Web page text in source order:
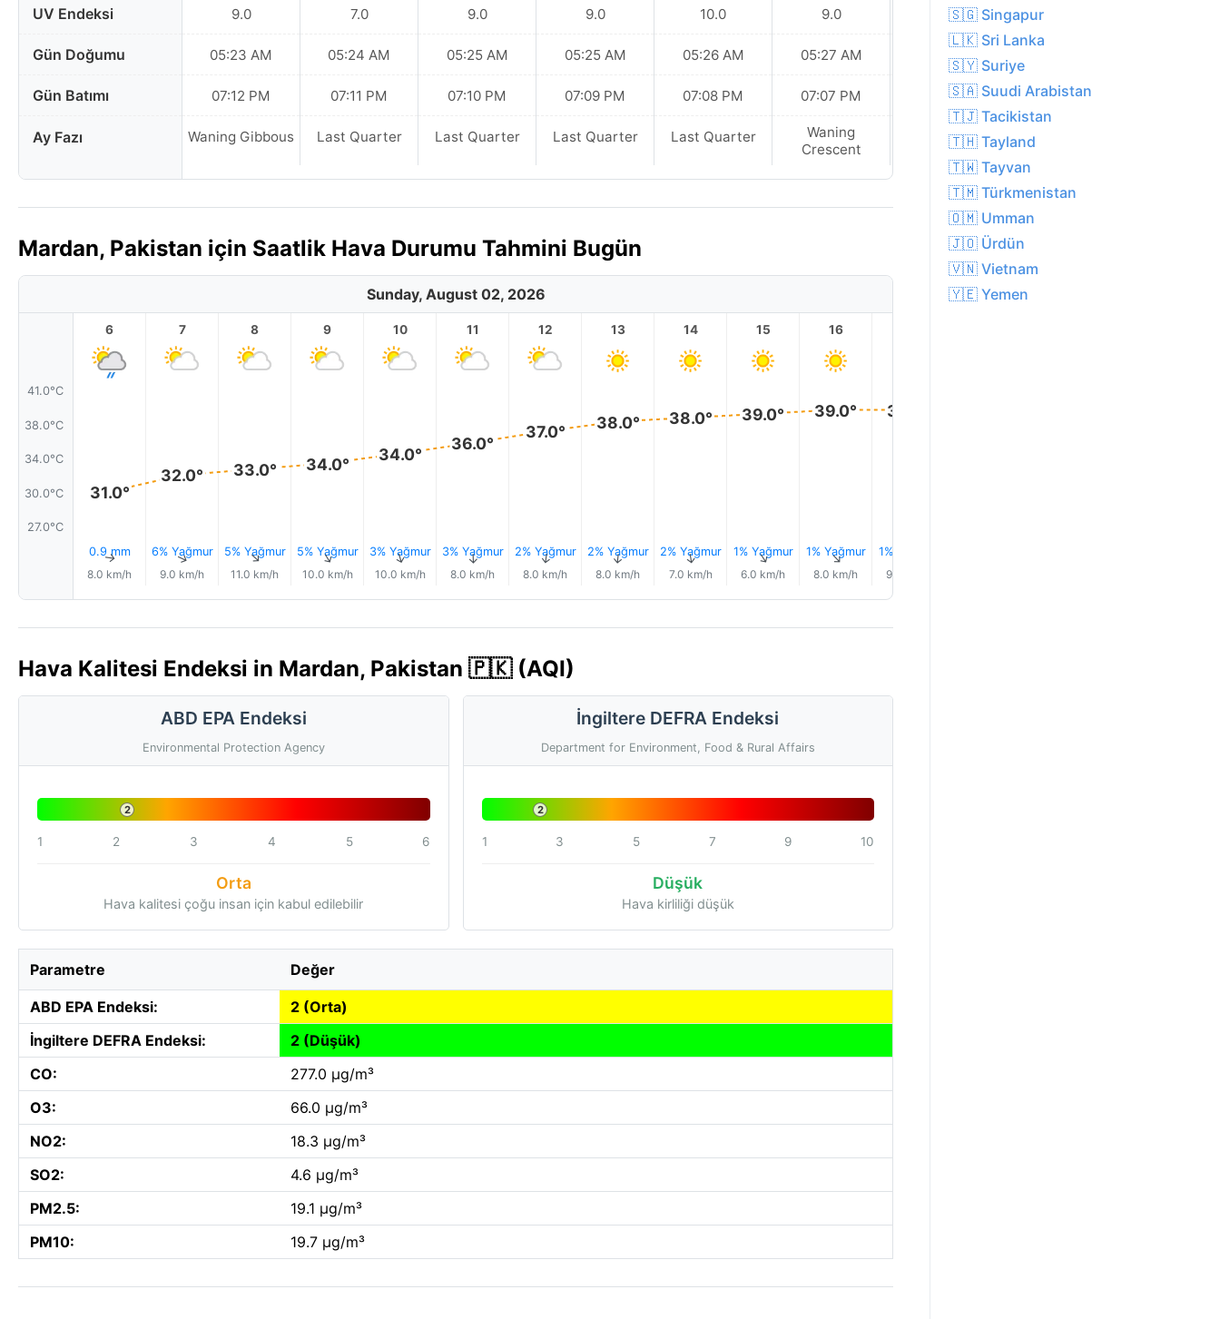
UV Endeksi
Gün Doğumu
Gün Batımı
Ay Fazı
9.0
05:23 AM
07:12 PM
Waning Gibbous
7.0
05:24 AM
07:11 PM
Last Quarter
9.0
05:25 AM
07:10 PM
Last Quarter
9.0
05:25 AM
07:09 PM
Last Quarter
10.0
05:26 AM
07:08 PM
Last Quarter
9.0
05:27 AM
07:07 PM
Waning
Crescent
9.0
05:28 AM
07:06 PM
Waning
Crescent
Mardan, Pakistan için Saatlik Hava Durumu Tahmini Bugün
Sunday, August 02, 2026
41.0°C
38.0°C
34.0°C
30.0°C
27.0°C
6
31.0°
0.9 mm
↑
8.0 km/h
7
32.0°
6% Yağmur
↑
9.0 km/h
8
33.0°
5% Yağmur
↑
11.0 km/h
9
34.0°
5% Yağmur
↑
10.0 km/h
10
34.0°
3% Yağmur
↑
10.0 km/h
11
36.0°
3% Yağmur
↑
8.0 km/h
12
37.0°
2% Yağmur
↑
8.0 km/h
13
38.0°
2% Yağmur
↑
8.0 km/h
14
38.0°
2% Yağmur
↑
7.0 km/h
15
39.0°
1% Yağmur
↑
6.0 km/h
16
39.0°
1% Yağmur
↑
8.0 km/h
39.0°
1% Yağmur
9.0 km/h
Hava Kalitesi Endeksi in Mardan, Pakistan 🇵🇰 (AQI)
ABD EPA Endeksi
Environmental Protection Agency
2
1 2 3 4 5 6
Orta
Hava kalitesi çoğu insan için kabul edilebilir
İngiltere DEFRA Endeksi
Department for Environment, Food & Rural Affairs
2
1 3 5 7 9 10
Düşük
Hava kirliliği düşük
Parametre Değer
ABD EPA Endeksi:
2 (Orta)
İngiltere DEFRA Endeksi:
2 (Düşük)
CO:
277.0 µg/m³
O3:
66.0 µg/m³
NO2:
18.3 µg/m³
SO2:
4.6 µg/m³
PM2.5:
19.1 µg/m³
PM10:
19.7 µg/m³
🇸🇬 Singapur
🇱🇰 Sri Lanka
🇸🇾 Suriye
🇸🇦 Suudi Arabistan
🇹🇯 Tacikistan
🇹🇭 Tayland
🇹🇼 Tayvan
🇹🇲 Türkmenistan
🇴🇲 Umman
🇯🇴 Ürdün
🇻🇳 Vietnam
🇾🇪 Yemen